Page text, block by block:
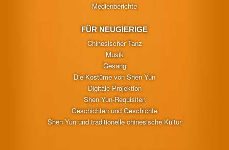
Medienberichte
FÜR NEUGIERIGE
Chinesischer Tanz
Musik
Gesang
Die Kostüme von Shen Yun
Digitale Projektion
Shen Yun-Requisiten
Geschichten und Geschichte
Shen Yun und traditionelle chinesische Kultur